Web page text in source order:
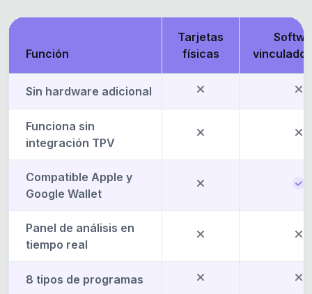
Función
Tarjetas
físicas
vinculado
Sin hardware adicional
Funciona sin
integración TPV
Compatible Apple y
Google Wallet
Panel de análisis en
tiempo real
8 tipos de programas